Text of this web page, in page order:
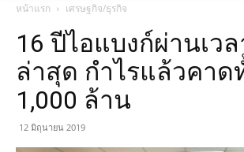
หน้าแรก เศรษฐกิจ/ธุรกิจ
16 ปีไอแบงก์ผ่านเวลา
ล่าสุด กำไรแล้วคาด
1,000 ล้าน
12 มิถุนายน 2019